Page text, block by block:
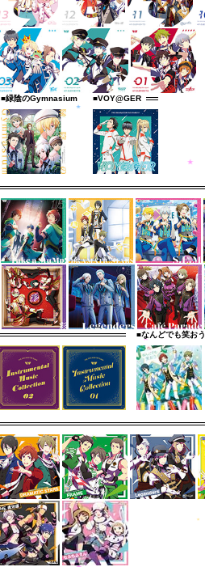
■緑陰のGymnasium ■VOY@GER
■なんどでも笑おう